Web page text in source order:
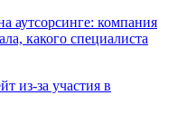
аутсорсинге: компания
какого специалиста
из-за участия в